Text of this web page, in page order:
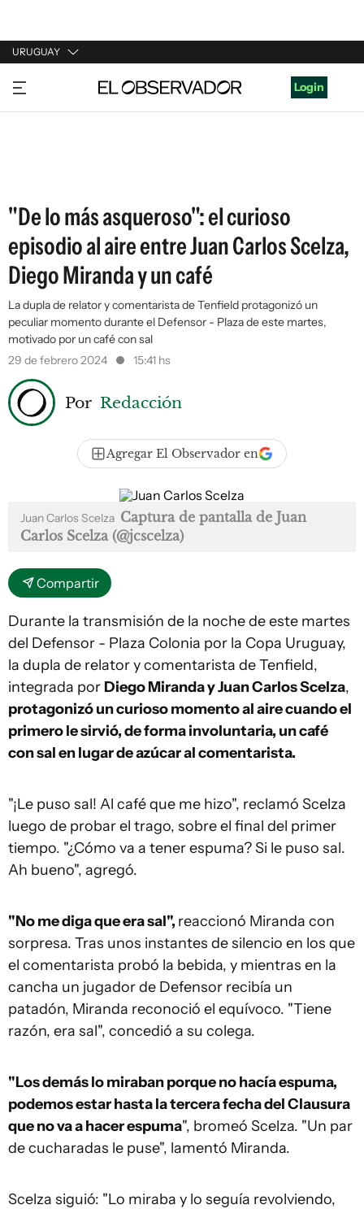
URUGUAY
URUGUAY
ARGENTINA
Login
"De lo más asqueroso": el curioso
episodio al aire entre Juan Carlos Scelza,
Diego Miranda y un café
La dupla de relator y comentarista de Tenfield protagonizó un
peculiar momento durante el Defensor - Plaza de este martes,
motivado por un café con sal
29 de febrero 2024
15:41 hs
Por Redacción
Agregar El Observador en
Juan Carlos Scelza Captura de pantalla de Juan
Carlos Scelza (@jcscelza)
Compartir
Durante la transmisión de la noche de este martes
del Defensor - Plaza Colonia por la Copa Uruguay,
la dupla de relator y comentarista de Tenfield,
integrada por Diego Miranda y Juan Carlos Scelza,
protagonizó un curioso momento al aire cuando el
primero le sirvió, de forma involuntaria, un café
con sal en lugar de azúcar al comentarista.
"¡Le puso sal! Al café que me hizo", reclamó Scelza
luego de probar el trago, sobre el final del primer
tiempo. "¿Cómo va a tener espuma? Si le puso sal.
Ah bueno", agregó.
"No me diga que era sal", reaccionó Miranda con
sorpresa. Tras unos instantes de silencio en los que
el comentarista probó la bebida, y mientras en la
cancha un jugador de Defensor recibía un
patadón, Miranda reconoció el equívoco. "Tiene
razón, era sal", concedió a su colega.
"Los demás lo miraban porque no hacía espuma,
podemos estar hasta la tercera fecha del Clausura
que no va a hacer espuma", bromeó Scelza. "Un par
de cucharadas le puse", lamentó Miranda.
Scelza siguió: "Lo miraba y lo seguía revolviendo,